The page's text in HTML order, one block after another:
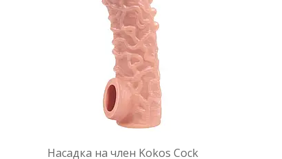
Насадка на член Kokos Cock